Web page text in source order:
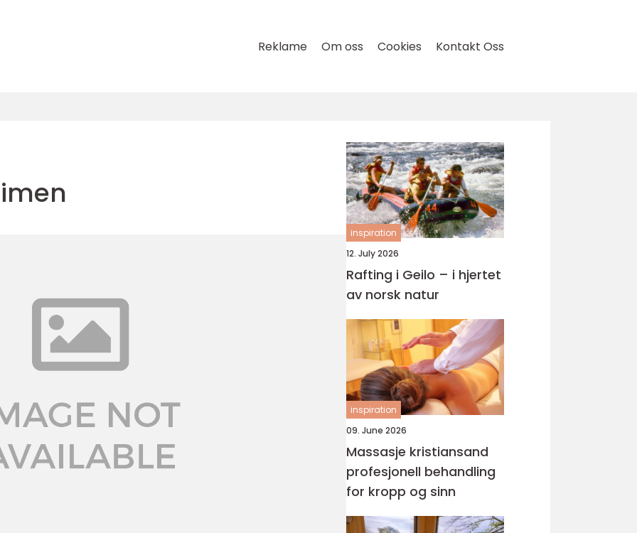
Reklame Om oss Cookies Kontakt Oss
inspiration
12. July 2026
Rafting i Geilo – i hjertet
av norsk natur
inspiration
09. June 2026
Massasje kristiansand
profesjonell behandling
for kropp og sinn